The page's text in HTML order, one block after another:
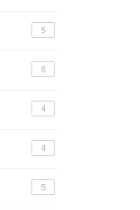
5
6
4
4
5